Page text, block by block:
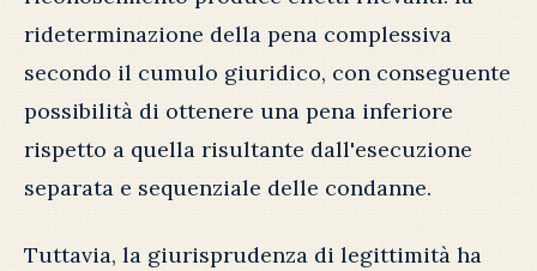
rideterminazione della pena complessiva
secondo il cumulo giuridico, con conseguente
possibilità di ottenere una pena inferiore
rispetto a quella risultante dall'esecuzione
separata e sequenziale delle condanne.
Tuttavia, la giurisprudenza di legittimità ha